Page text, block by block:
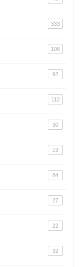
333
108
92
112
30
19
84
27
22
32